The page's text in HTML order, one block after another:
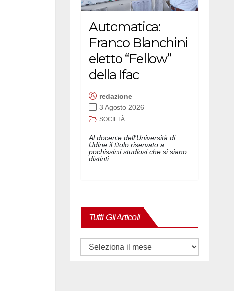
Automatica:
Franco Blanchini
eletto “Fellow”
della Ifac
redazione
3 Agosto 2026
SOCIETÀ
Al docente dell'Università di
Udine il titolo riservato a
pochissimi studiosi che si siano
distinti...
Tutti Gli Articoli
Tutti